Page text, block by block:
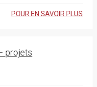
POUR EN SAVOIR PLUS
projets